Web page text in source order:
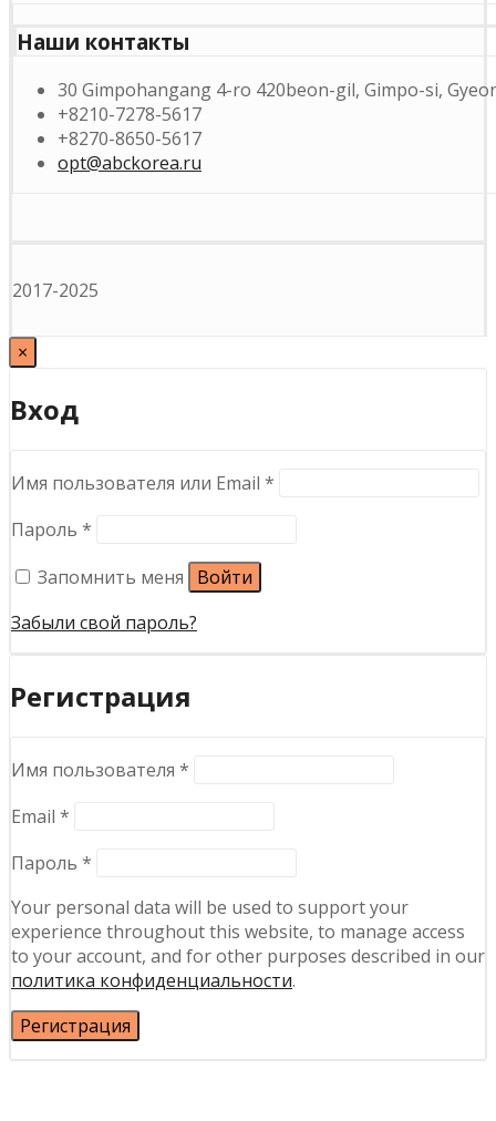
Наши контакты
30 Gimpohangang 4-ro 420beon-gil, Gimpo-si,
+8210-7278-5617
+8270-8650-5617
opt@abckorea.ru
2017-2025
×
Вход
Имя пользователя или Email *
Пароль *
Запомнить меня
Войти
Забыли свой пароль?
Регистрация
Имя пользователя *
Email *
Пароль *
Your personal data will be used to support your
experience throughout this website, to manage access
to your account, and for other purposes described in our
политика конфиденциальности.
Регистрация